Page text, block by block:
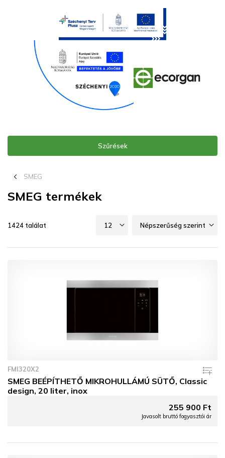
chevron_left_16 SMEG
SMEG termékek
1424 találat
FMI320X2
SMEG BEÉPÍTHETŐ MIKROHULLÁMÚ SÜTŐ, Classic
design, 20 liter, inox
255 900 Ft
Javasolt bruttó fogyasztói ár
Szűrések